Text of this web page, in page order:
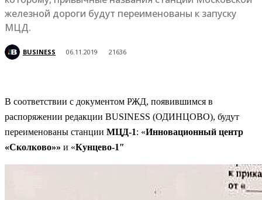
железной дороги будут переименованы к запуску
МЦД.
BUSINESS 06.11.2019 21636
В соответствии с документом РЖД, появившимся в
распоряжении редакции BUSINESS (ОДИНЦОВО), будут
переименованы станции МЦД-1: «Инновационный центр
«Сколково»» и «Кунцево-1″